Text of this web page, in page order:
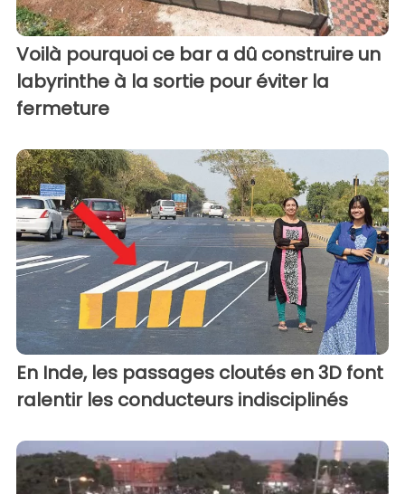
Voilà pourquoi ce bar a dû construire un
labyrinthe à la sortie pour éviter la
fermeture
En Inde, les passages cloutés en 3D font
ralentir les conducteurs indisciplinés